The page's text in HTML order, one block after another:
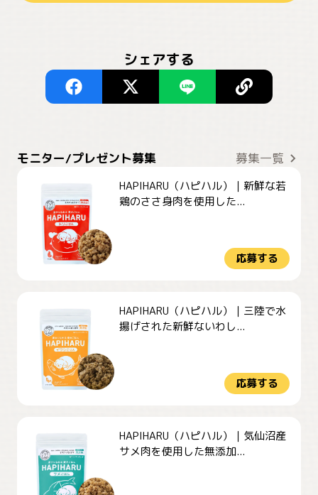
シェアする
モニター/プレゼント募集 募集一覧
HAPIHARU（ハピハル）｜新鮮な若
鶏のささ身肉を使用した...
応募する
HAPIHARU（ハピハル）｜三陸で水
揚げされた新鮮ないわし...
応募する
HAPIHARU（ハピハル）｜気仙沼産
サメ肉を使用した無添加...